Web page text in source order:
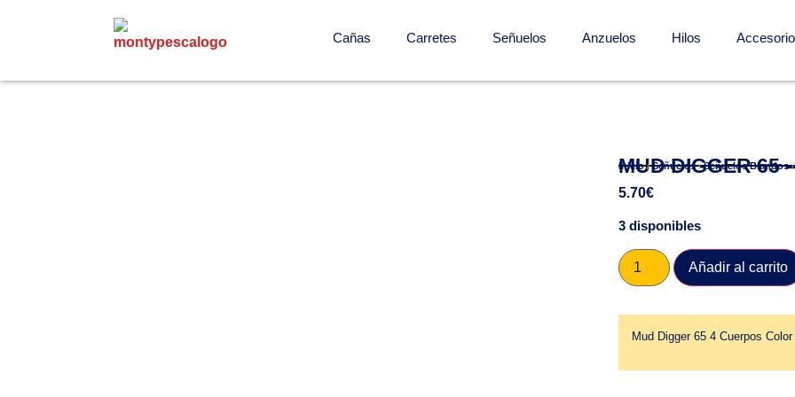
Cañas Carretes Señuelos Anzuelos Hilos
MUD DIGGER 65
Inicio/Señuelos/Señuelos Blandos
5.70€
3 disponibles
Añadir al carrito
Mud Digger 65 4 Cuerpos